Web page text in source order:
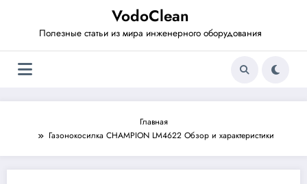
VodoClean
Полезные статьи из мира инженерного оборудования
Главная
Газонокосилка CHAMPION LM4622 Обзор и характеристики